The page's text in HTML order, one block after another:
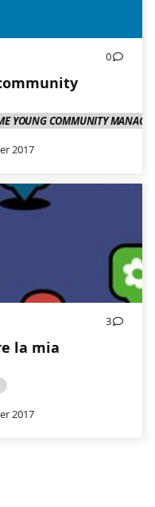
0
YOUNG COMMUNITY
2017
3
la mia
2017